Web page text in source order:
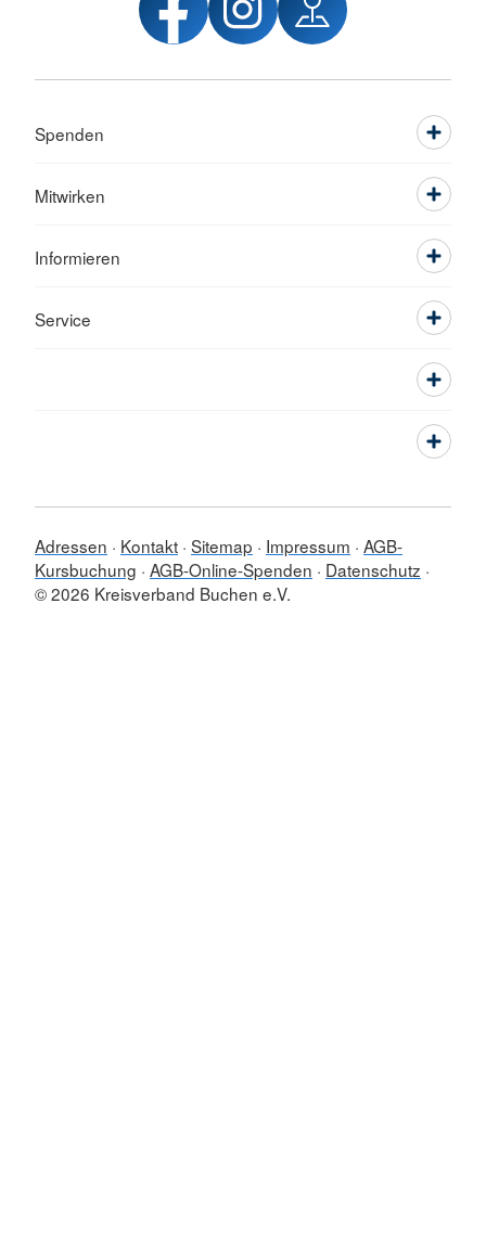
Spenden
Mitwirken
Informieren
Service
Adressen Kontakt Sitemap Impressum AGB-
Kursbuchung AGB-Online-Spenden
Datenschutz
© 2026 Kreisverband Buchen e.V.